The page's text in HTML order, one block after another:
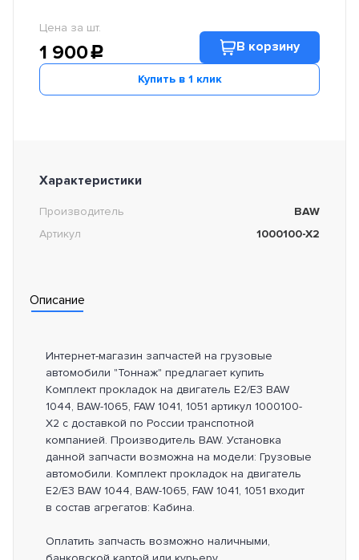
Цена за шт.
1 900c В корзину
Купить в 1 клик
Характеристики
Производитель
BAW
Артикул
1000100-X2
Описание
Интернет-магазин запчастей на грузовые
автомобили "Тоннаж" предлагает купить
Комплект прокладок на двигатель Е2/Е3 BAW
1044, BAW-1065, FAW 1041, 1051 артикул 1000100-
X2 с доставкой по России транспотной
компанией. Производитель BAW. Установка
данной запчасти возможна на модели: Грузовые
автомобили. Комплект прокладок на двигатель
Е2/Е3 BAW 1044, BAW-1065, FAW 1041, 1051 входит
в состав агрегатов: Кабина.
Оплатить запчасть возможно наличными,